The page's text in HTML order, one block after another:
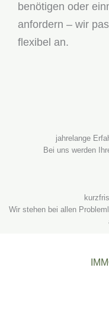
benötigen oder
anfordern – wir
flexibel an.
jahrelange
Bei uns werden
Wir stehen bei allen